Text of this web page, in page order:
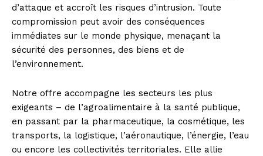
d’attaque et accroît les risques d’intrusion. Toute
compromission peut avoir des conséquences
immédiates sur le monde physique, menaçant la
sécurité des personnes, des biens et de
l’environnement.
Notre offre accompagne les secteurs les plus
exigeants – de l’agroalimentaire à la santé publique,
en passant par la pharmaceutique, la cosmétique, les
transports, la logistique, l’aéronautique, l’énergie, l’eau
ou encore les collectivités territoriales. Elle allie